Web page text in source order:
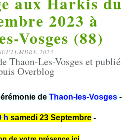
2023 à
Vosges (88)
2023
Thaon-Les-Vosges et publié
Overblog
de Thaon-les-Vosges-
h samedi 23 Septembre-